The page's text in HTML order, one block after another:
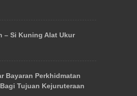
– Si Kuning Alat Ukur
Bayaran Perkhidmatan
Tujuan Kejuruteraan